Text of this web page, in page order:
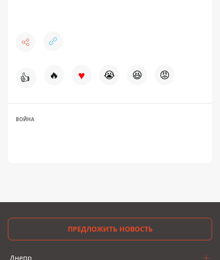
👍 🔥 ♥ 😭 😆 😡
ВОЙНА
ПРЕДЛОЖИТЬ НОВОСТЬ
Днепр